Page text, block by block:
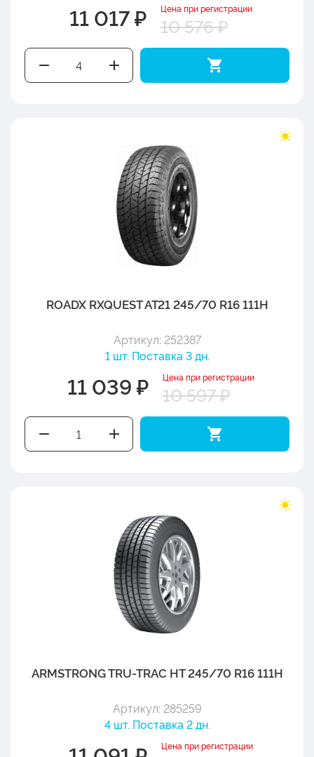
11 017 ₽ Цена при регистрации
10 576 ₽
ROADX RXQUEST AT21 245/70 R16 111H
Артикул: 252387
1 шт. Поставка 3 дн.
11 039 ₽ Цена при регистрации
10 597 ₽
ARMSTRONG TRU-TRAC HT 245/70 R16 111H
Артикул: 285259
4 шт. Поставка 2 дн.
Цена при регистрации